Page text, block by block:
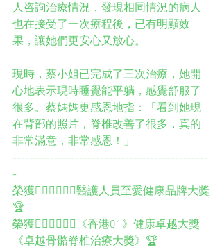
人咨詢治療情況，發現相同情況的病人
也在接受了一次療程後，已有明顯效
果，讓她們更安心又放心。
現時，蔡小姐已完成了三次治療，她開
心地表示現時睡覺能平躺，感覺舒服了
很多。蔡媽媽更感恩地指：「看到她現
在背部的照片，脊椎改善了很多，真的
非常滿意，非常感恩！」
-----------------------------------------------
-
榮獲👨🏻‍⚕️👩🏻‍⚕️醫護人員至愛健康品牌大獎
🏆
榮獲👨🏻‍⚕️👩🏻‍⚕️️️《香港01》健康卓越大獎
《卓越骨骼脊椎治療大獎》🏆